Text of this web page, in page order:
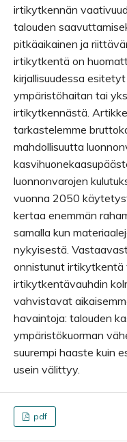
irtikytkennän
talouden
pitkäaikainen ja
irtikytkentä on
kirjallisuudessa
ympäristöhaitan tai
irtikytkennästä.
tarkastelemme
mahdollisuutta
luonnonvarojen
vuonna 2050
kertaa enemmän
samalla kun
nykyisestä.
onnistunut
irtikytkentävauhdin
vahvistavat
havaintoja: talouden
ympäristökuorman
suurempi haaste kuin
usein välittyy.
pdf